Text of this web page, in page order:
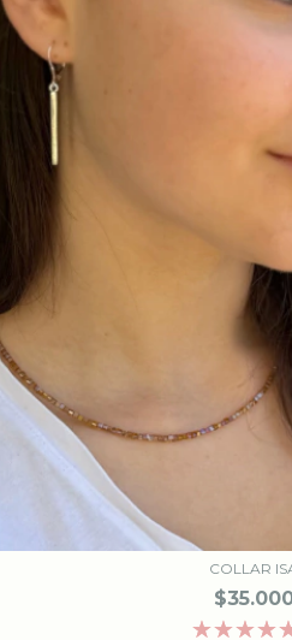
COLLAR